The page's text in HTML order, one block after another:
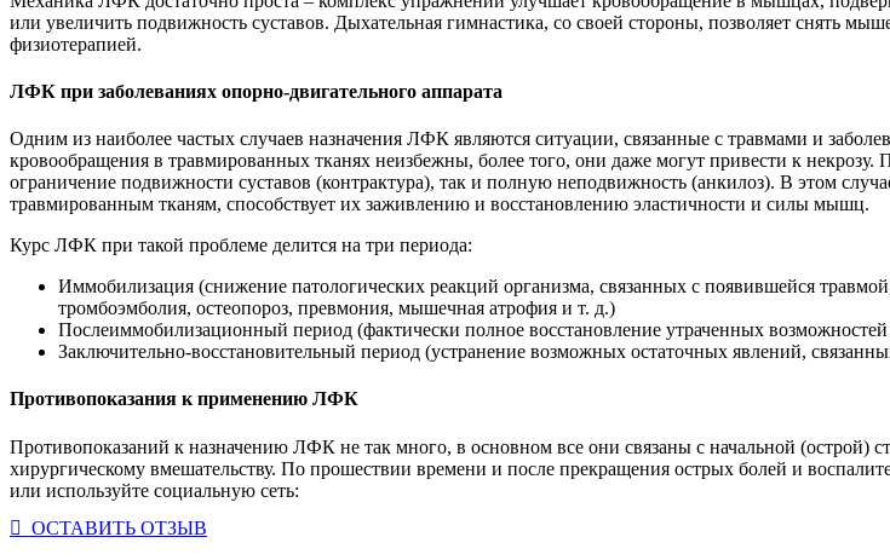
или увеличить подвижность суставов. Дыхательная гимнастика, со своей стороны, позволяет снять
физиотерапией.
ЛФК при заболеваниях опорно-двигательного аппарата
Одним из наиболее частых случаев назначения ЛФК являются ситуации, связанные с травмами и
кровообращения в травмированных тканях неизбежны, более того, они даже могут привести к
ограничение подвижности суставов (контрактура), так и полную неподвижность (анкилоз). В этом
травмированным тканям, способствует их заживлению и восстановлению эластичности и силы мышц.
Курс ЛФК при такой проблеме делится на три периода:
Иммобилизация (снижение патологических реакций организма, связанных с появившейся
тромбоэмболия, остеопороз, превмония, мышечная атрофия и т. д.)
Послеиммобилизационный период (фактически полное восстановление утраченных возможностей
Заключительно-восстановительный период (устранение возможных остаточных явлений,
Противопоказания к применению ЛФК
Противопоказаний к назначению ЛФК не так много, в основном все они связаны с начальной (острой)
хирургическому вмешательству. По прошествии времени и после прекращения острых болей и
или используйте социальную сеть:
 ОСТАВИТЬ ОТЗЫВ